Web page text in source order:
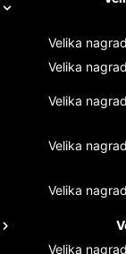
Velika
Velika
Velika
Velika
Velika
Velika